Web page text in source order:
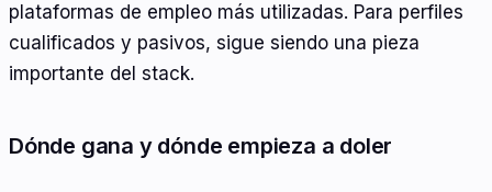
plataformas de empleo más utilizadas. Para perfiles
cualificados y pasivos, sigue siendo una pieza
importante del stack.
Dónde gana y dónde empieza a doler